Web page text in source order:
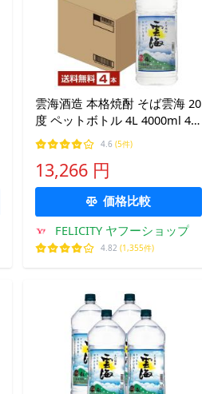
雲海酒造 本格焼酎 そば雲海 20
度 ペットボトル 4L 4000ml 4
本 1ケース
4.6 (5件)
13,266 円
価格比較
FELICITY ヤフーショップ
4.82 (1,355件)